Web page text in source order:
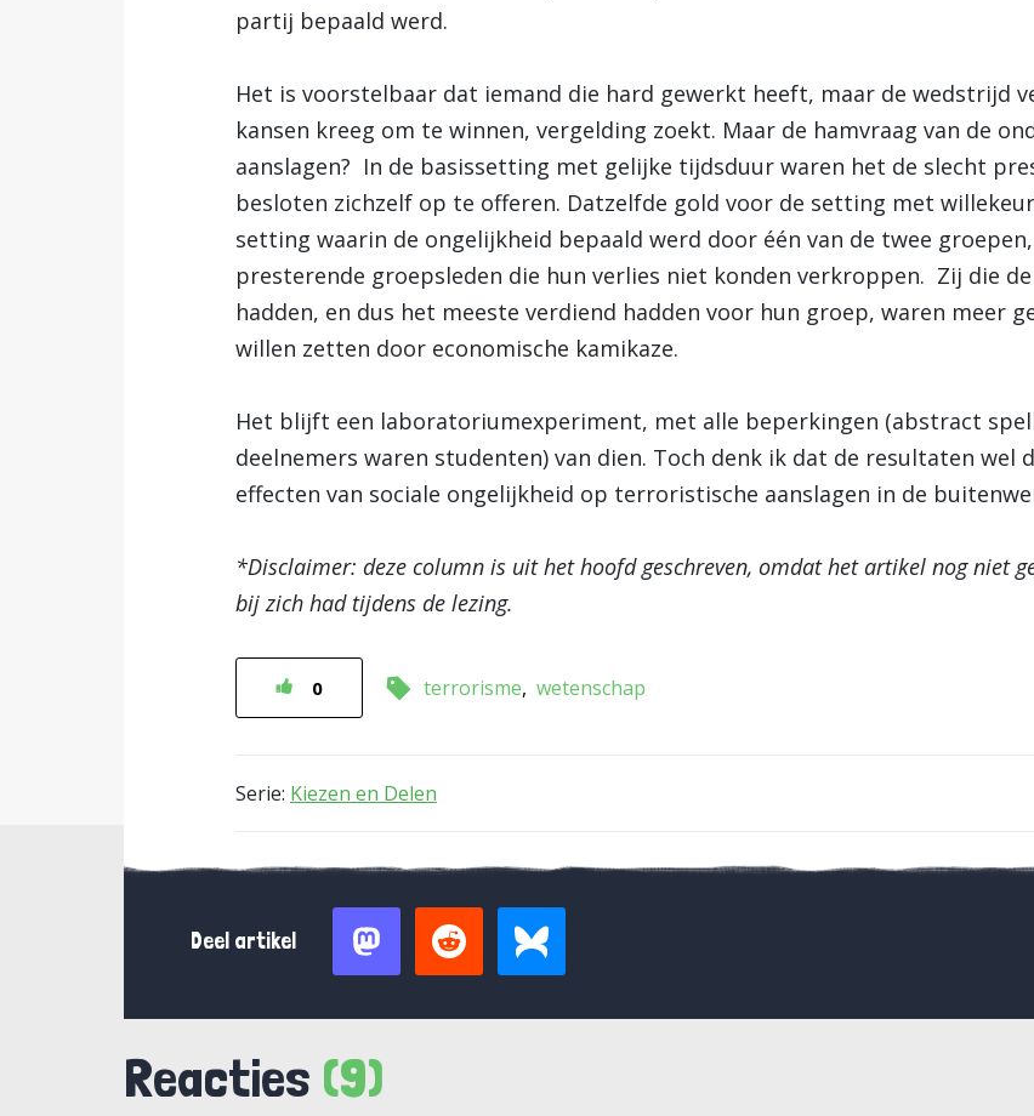
partij bepaald werd.
Het is voorstelbaar dat iemand die hard gewerkt heeft, maar de wedstrijd
kansen kreeg om te winnen, vergelding zoekt. Maar de hamvraag van de
aanslagen? In de basissetting met gelijke tijdsduur waren het de slecht
besloten zichzelf op te offeren. Datzelfde gold voor de setting met
setting waarin de ongelijkheid bepaald werd door één van de twee
presterende groepsleden die hun verlies niet konden verkroppen. Zij die
hadden, en dus het meeste verdiend hadden voor hun groep, waren meer
willen zetten door economische kamikaze.
Het blijft een laboratoriumexperiment, met alle beperkingen (abstract
deelnemers waren studenten) van dien. Toch denk ik dat de resultaten wel
effecten van sociale ongelijkheid op terroristische aanslagen in de
*Disclaimer: deze column is uit het hoofd geschreven, omdat het artikel nog niet
bij zich had tijdens de lezing.
0 terrorisme wetenschap
Serie: Kiezen en Delen
Deel artikel
Reacties (9)